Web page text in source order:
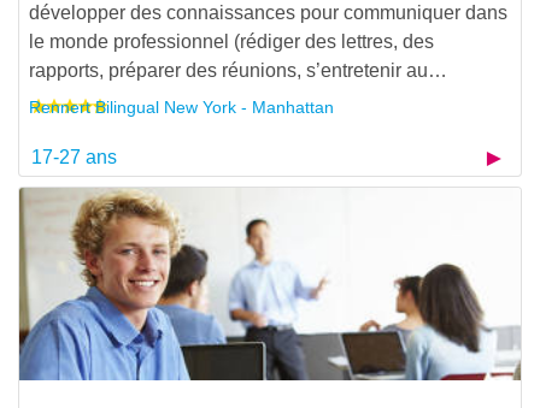
développer des connaissances pour communiquer dans
le monde professionnel (rédiger des lettres, des
rapports, préparer des réunions, s’entretenir au…
Rennert Bilingual New York - Manhattan
17-27 ans